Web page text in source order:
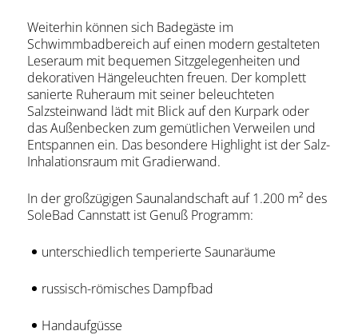
Weiterhin können sich Badegäste im
Schwimmbadbereich auf einen modern gestalteten
Leseraum mit bequemen Sitzgelegenheiten und
dekorativen Hängeleuchten freuen. Der komplett
sanierte Ruheraum mit seiner beleuchteten
Salzsteinwand lädt mit Blick auf den Kurpark oder
das Außenbecken zum gemütlichen Verweilen und
Entspannen ein. Das besondere Highlight ist der Salz-
Inhalationsraum mit Gradierwand.
In der großzügigen Saunalandschaft auf 1.200 m² des
SoleBad Cannstatt ist Genuß Programm:
unterschiedlich temperierte Saunaräume
russisch-römisches Dampfbad
Handaufgüsse